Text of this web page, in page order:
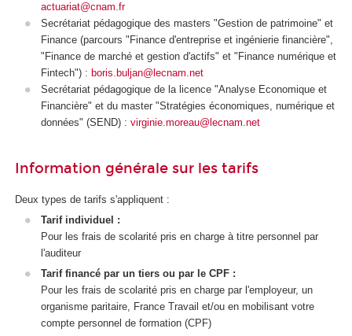
actuariat@cnam.fr
Secrétariat pédagogique des masters "Gestion de patrimoine" et
Finance (parcours "Finance d'entreprise et ingénierie financière",
"Finance de marché et gestion d'actifs" et "Finance numérique et
Fintech") : boris.buljan@lecnam.net
Secrétariat pédagogique de la licence "Analyse Economique et
Financière" et du master "Stratégies économiques, numérique et
données" (SEND) : virginie.moreau@lecnam.net
Information générale sur les tarifs
Deux types de tarifs s'appliquent :
Tarif individuel :
Pour les frais de scolarité pris en charge à titre personnel par
l'auditeur
Tarif financé par un tiers ou par le CPF :
Pour les frais de scolarité pris en charge par l'employeur, un
organisme paritaire, France Travail et/ou en mobilisant votre
compte personnel de formation (CPF)